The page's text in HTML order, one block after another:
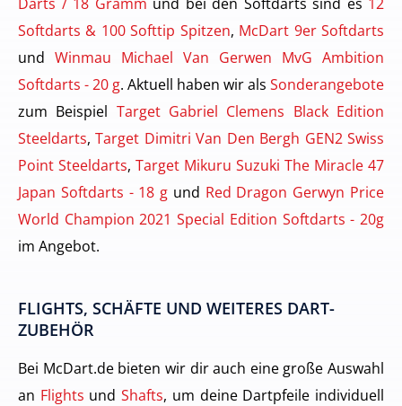
Softdarts & 100 Softtip Spitzen, McDart 9er Softdarts
und Winmau Michael Van Gerwen MvG Ambition
Softdarts - 20 g. Aktuell haben wir als Sonderangebote
zum Beispiel Target Gabriel Clemens Black Edition
Steeldarts,Target Dimitri Van Den Bergh GEN2 Swiss
Point Steeldarts, Target Mikuru Suzuki The Miracle 47
Japan Softdarts - 18 g und Red Dragon Gerwyn Price
World Champion 2021 Special Edition Softdarts - 20g
im Angebot.
FLIGHTS, SCHÄFTE UND WEITERES DART-
ZUBEHÖR
Bei McDart.de bieten wir dir auch eine große Auswahl
an Flights undShafts, um deine Dartpfeile individuell